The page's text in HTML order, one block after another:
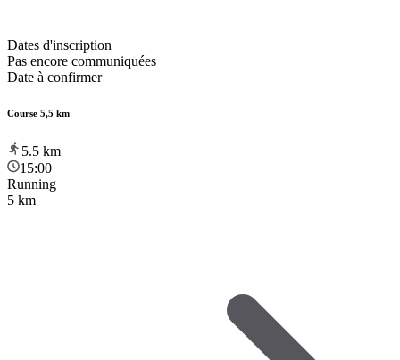
Dates d'inscription
Pas encore communiquées
Date à confirmer
Course 5,5 km
5.5 km
15:00
Running
5 km